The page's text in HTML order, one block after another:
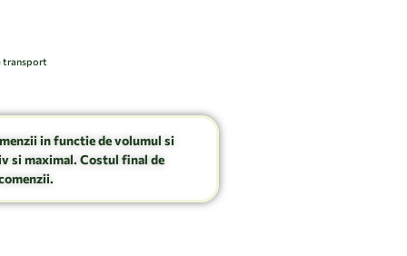
transport
in functie de volumul si
si maximal. Costul final de